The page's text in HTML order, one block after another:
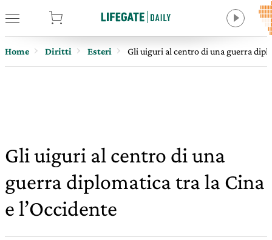
Home Diritti Esteri Gli uiguri al centro di una guerra
Gli uiguri al centro di una
guerra diplomatica tra la Cina
e l’Occidente